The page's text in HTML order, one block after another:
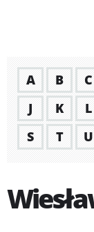
A B C
J
K L
S
T U